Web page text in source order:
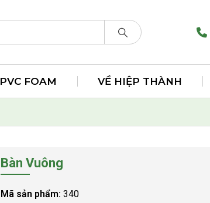
PVC FOAM VỀ HIỆP THÀNH
Bàn Vuông
Mã sản phẩm: 340